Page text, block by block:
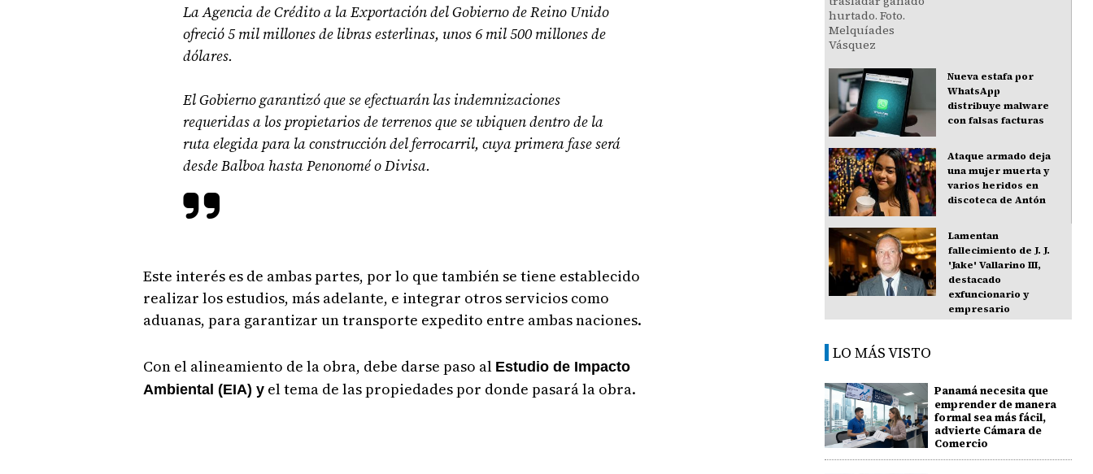
La Agencia de Crédito a la Exportación del Gobierno de Reino Unido
ofreció 5 mil millones de libras esterlinas, unos 6 mil 500 millones de
dólares.
El Gobierno garantizó que se efectuarán las indemnizaciones
requeridas a los propietarios de terrenos que se ubiquen dentro de la
ruta elegida para la construcción del ferrocarril, cuya primera fase será
desde Balboa hasta Penonomé o Divisa.
Este interés es de ambas partes, por lo que también se tiene establecido
realizar los estudios, más adelante, e integrar otros servicios como
aduanas, para garantizar un transporte expedito entre ambas naciones.
Con el alineamiento de la obra, debe darse paso al Estudio de Impacto
Ambiental (EIA) yel tema de las propiedades por donde pasará la obra.
Nueva estafa por
WhatsApp
distribuye malware
con falsas facturas
Ataque armado deja
una mujer muerta y
varios heridos en
discoteca de Antón
Lamentan
fallecimiento de J. J.
'Jake' Vallarino III,
destacado
exfuncionario y
empresario
LO MÁS VISTO
Panamá necesita que
emprender de manera
formal sea más fácil,
advierte Cámara de
Comercio